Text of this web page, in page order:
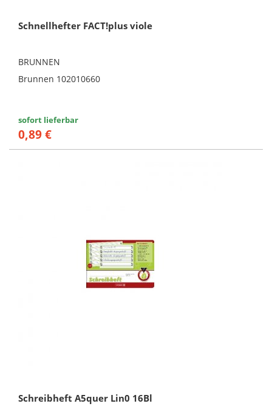
Schnellhefter FACT!plus viole
BRUNNEN
Brunnen 102010660
sofort lieferbar
0,89 €
Schreibheft A5quer Lin0 16Bl